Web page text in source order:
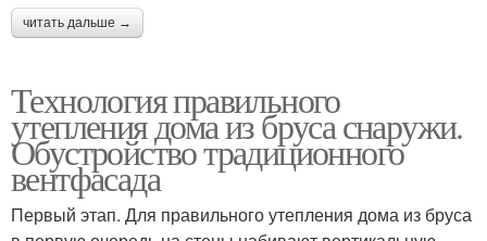
читать дальше →
Технология правильного
утепления дома из бруса снаружи.
Обустройство традиционного
вентфасада
Первый этап. Для правильного утепления дома из бруса